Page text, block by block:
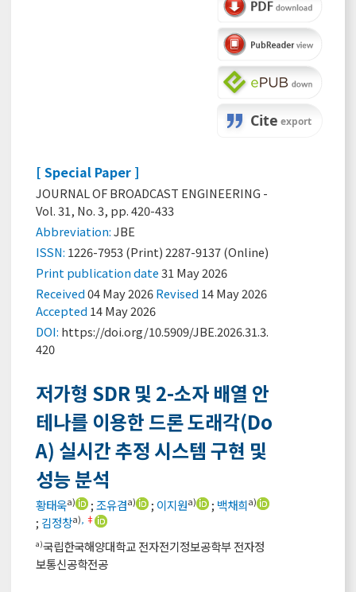
[ Special Paper ]
JOURNAL OF BROADCAST ENGINEERING -
Vol. 31, No. 3, pp. 420-433
Abbreviation:JBE
ISSN: 1226-7953 (Print) 2287-9137 (Online)
Print publication date31 May 2026
Received04 May 2026Revised 14 May 2026
Accepted 14 May 2026
DOI: https://doi.org/10.5909/JBE.2026.31.3.
420
저가형 SDR 및 2-소자 배열 안
테나를 이용한 드론 도래각(Do
A) 실시간 추정 시스템 구현 및
성능 분석
황태욱a) ;조유겸a) ; 이지원a) ; 백채희a)
; 김정창a) ‡
a)국립한국해양대학교 전자전기정보공학부 전자정
보통신공학전공